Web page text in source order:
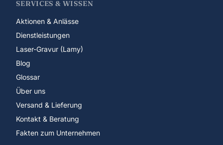
SERVICES & WISSEN
Aktionen & Anlässe
Dienstleistungen
Laser-Gravur (Lamy)
Blog
Glossar
Über uns
Versand & Lieferung
Kontakt & Beratung
Fakten zum Unternehmen